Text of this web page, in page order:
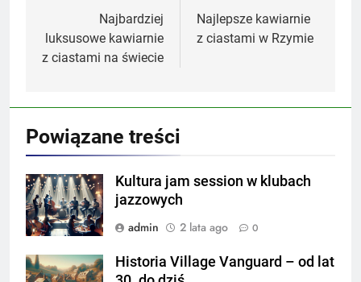
Najbardziej
luksusowe kawiarnie
z ciastami na świecie
Najlepsze kawiarnie
z ciastami w Rzymie
Powiązane treści
Kultura jam session w klubach
jazzowych
admin
2 lata ago 0
Historia Village Vanguard – od lat